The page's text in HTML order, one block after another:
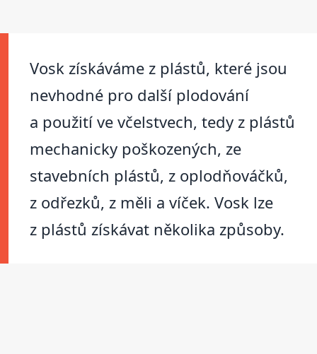
Vosk získáváme z plástů, které jsou
nevhodné pro další plodování
a použití ve včelstvech, tedy z plástů
mechanicky poškozených, ze
stavebních plástů, z oplodňováčků,
z odřezků, z měli a víček. Vosk lze
z plástů získávat několika způsoby.